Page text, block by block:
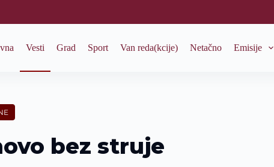
Vesti Grad Sport Van reda(kcije) Netačno Emisije
bez struje